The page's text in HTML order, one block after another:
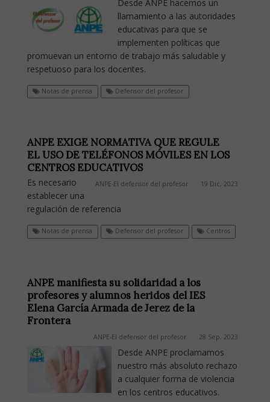
Desde ANPE hacemos un
llamamiento a las autoridades
educativas para que se
implementen políticas que
promuevan un entorno de trabajo más saludable y
respetuoso para los docentes.
Notas de prensa Defensor del profesor
ANPE EXIGE NORMATIVA QUE REGULE
EL USO DE TELÉFONOS MÓVILES EN LOS
CENTROS EDUCATIVOS
ANPE-El defensor del profesor 19 Dic, 2023
Es necesario
establecer una
regulación de referencia
Notas de prensa Defensor del profesor Centros
ANPE manifiesta su solidaridad a los
profesores y alumnos heridos del IES
Elena García Armada de Jerez de la
Frontera
ANPE-El defensor del profesor 28 Sep, 2023
Desde ANPE proclamamos
nuestro más absoluto rechazo
a cualquier forma de violencia
en los centros educativos.